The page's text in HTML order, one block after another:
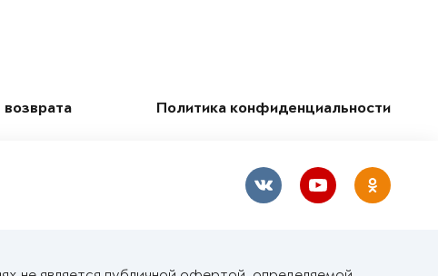
возврата Политика конфиденциальности